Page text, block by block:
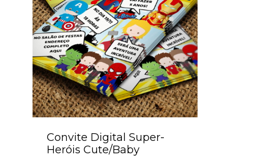
Convite Digital Super-
Heróis Cute/Baby